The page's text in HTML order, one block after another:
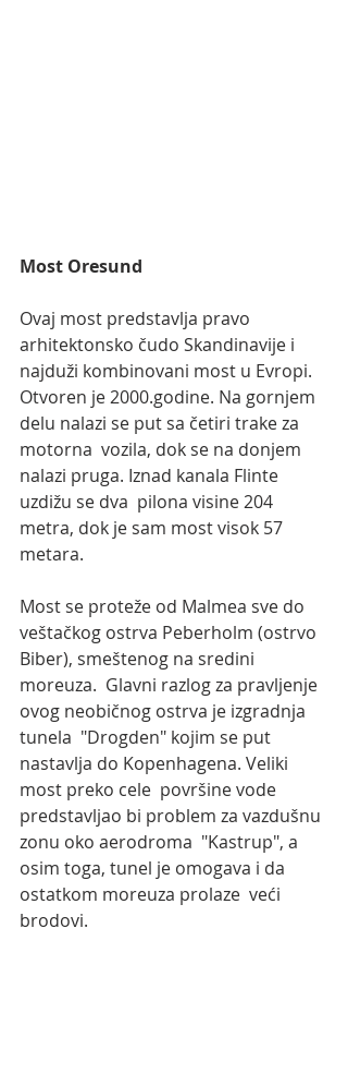
Most Oresund
Ovaj most predstavlja pravo
arhitektonsko čudo Skandinavije i
najduži kombinovani most u Evropi.
Otvoren je 2000.godine. Na gornjem
delu nalazi se put sa četiri trake za
motorna  vozila, dok se na donjem
nalazi pruga. Iznad kanala Flinte
uzdižu se dva  pilona visine 204
metra, dok je sam most visok 57
metara.
Most se proteže od Malmea sve do
veštačkog ostrva Peberholm (ostrvo
Biber), smeštenog na sredini
moreuza.  Glavni razlog za pravljenje
ovog neobičnog ostrva je izgradnja
tunela  "Drogden" kojim se put
nastavlja do Kopenhagena. Veliki
most preko cele  površine vode
predstavljao bi problem za vazdušnu
zonu oko aerodroma  "Kastrup", a
osim toga, tunel je omogava i da
ostatkom moreuza prolaze  veći
brodovi.